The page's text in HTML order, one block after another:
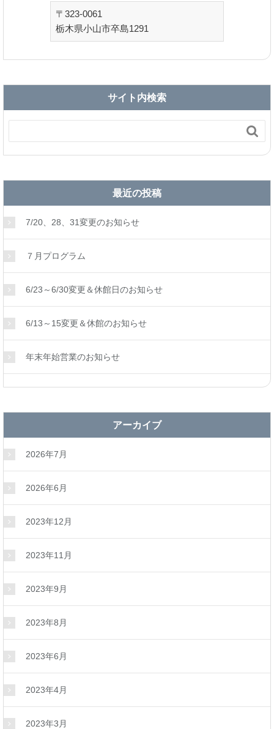
〒323-0061
栃木県小山市卒島1291
サイト内検索

最近の投稿
7/20、28、31変更のお知らせ
７月プログラム
6/23～6/30変更＆休館日のお知らせ
6/13～15変更＆休館のお知らせ
年末年始営業のお知らせ
アーカイブ
2026年7月
2026年6月
2023年12月
2023年11月
2023年9月
2023年8月
2023年6月
2023年4月
2023年3月